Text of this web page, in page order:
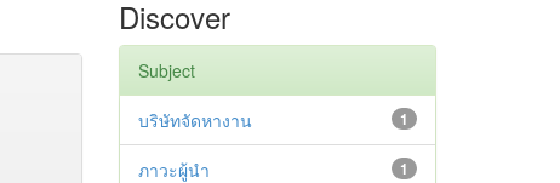
Discover
Subject
1
บริษัทจัดหางาน
1
ภาวะผู้นำ